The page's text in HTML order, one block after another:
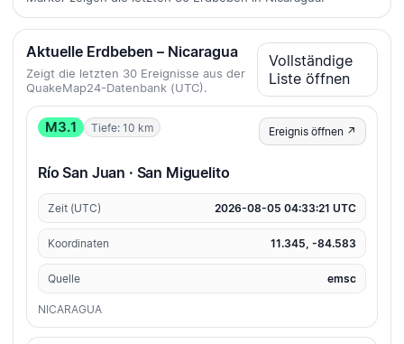
Aktuelle Erdbeben – Nicaragua
Zeigt die letzten 30 Ereignisse aus der
QuakeMap24-Datenbank (UTC).
Vollständige
Liste öffnen
M3.1 Tiefe: 10 km Ereignis öffnen ↗
Río San Juan · San Miguelito
Zeit (UTC) 2026-08-05 04:33:21 UTC
Koordinaten 11.345, -84.583
Quelle emsc
NICARAGUA